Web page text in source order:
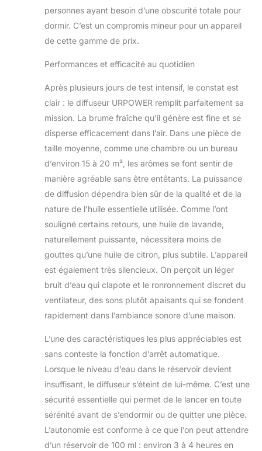
personnes ayant besoin d’une obscurité totale pour
dormir. C’est un compromis mineur pour un appareil
de cette gamme de prix.
Performances et efficacité au quotidien
Après plusieurs jours de test intensif, le constat est
clair : le diffuseur URPOWER remplit parfaitement sa
mission. La brume fraîche qu’il génère est fine et se
disperse efficacement dans l’air. Dans une pièce de
taille moyenne, comme une chambre ou un bureau
d’environ 15 à 20 m², les arômes se font sentir de
manière agréable sans être entêtants. La puissance
de diffusion dépendra bien sûr de la qualité et de la
nature de l’huile essentielle utilisée. Comme l’ont
souligné certains retours, une huile de lavande,
naturellement puissante, nécessitera moins de
gouttes qu’une huile de citron, plus subtile. L’appareil
est également très silencieux. On perçoit un léger
bruit d’eau qui clapote et le ronronnement discret du
ventilateur, des sons plutôt apaisants qui se fondent
rapidement dans l’ambiance sonore d’une maison.
L’une des caractéristiques les plus appréciables est
sans conteste la fonction d’arrêt automatique.
Lorsque le niveau d’eau dans le réservoir devient
insuffisant, le diffuseur s’éteint de lui-même. C’est une
sécurité essentielle qui permet de le lancer en toute
sérénité avant de s’endormir ou de quitter une pièce.
L’autonomie est conforme à ce que l’on peut attendre
d’un réservoir de 100 ml : environ 3 à 4 heures en